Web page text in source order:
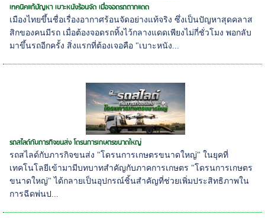
เทคนิคแก้ปัญหา เบาะหนังร้อนจัด เมื่อจอดรถตากแดด
เมืองไทยขึ้นชื่อเรื่องอากาศร้อนจัดอย่างแท้จริง ซึ่งเป็นปัญหาสุดคลาส
สิกของคนมีรถ เมื่อต้องจอดรถทิ้งไว้กลางแดดเพียงไม่กี่ชั่วโมง พอกลับ
มาขึ้นรถอีกครั้ง สิ่งแรกที่ต้องเจอคือ "เบาะหนัง...
รถสไลด์กับภารกิจขนส่ง โดรนการเกษตรขนาดใหญ่
รถสไลด์กับภารกิจขนส่ง "โดรนการเกษตรขนาดใหญ่" ในยุคที่
เทคโนโลยีเข้ามามีบทบาทสำคัญกับภาคการเกษตร "โดรนการเกษตร
ขนาดใหญ่" ได้กลายเป็นอุปกรณ์ชิ้นสำคัญที่ช่วยเพิ่มประสิทธิภาพใน
การฉีดพ่นป...